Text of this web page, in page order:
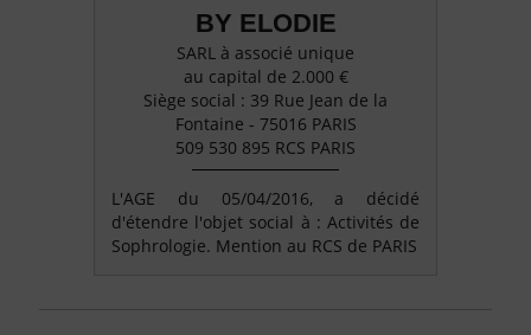
BY ELODIE
SARL à associé unique
au capital de 2.000 €
Siège social : 39 Rue Jean de la
Fontaine - 75016 PARIS
509 530 895 RCS PARIS
L'AGE du 05/04/2016, a décidé
d'étendre l'objet social à : Activités de
Sophrologie. Mention au RCS de PARIS